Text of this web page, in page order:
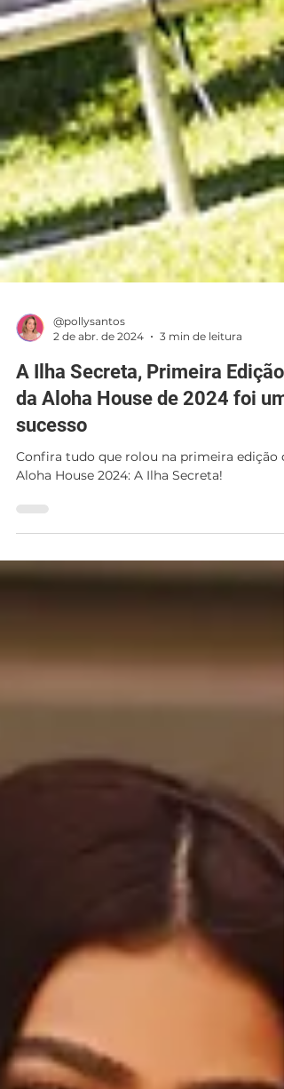
2 de abr. de 2024
3 min de leitura
A Ilha Secreta, Primeira Edição
da Aloha House de 2024 foi um
sucesso
Aloha House 2024: A Ilha Secreta!